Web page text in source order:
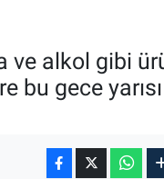
ve alkol gibi
bu gece yarısı